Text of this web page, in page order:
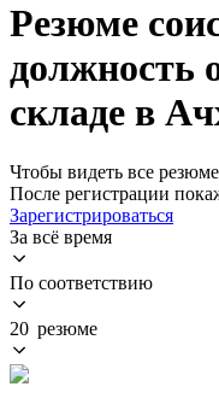
Резюме
должность
складе в
Чтобы видеть все
После регистрации
Зарегистрироваться
За всё время
По соответствию
20 резюме